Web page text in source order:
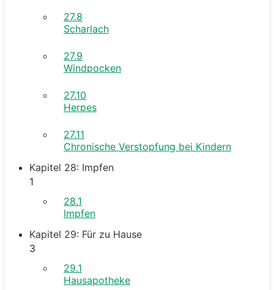
27.8
Scharlach
27.9
Windpocken
27.10
Herpes
27.11
Chronische Verstopfung bei Kindern
Kapitel 28: Impfen
1
28.1
Impfen
Kapitel 29: Für zu Hause
3
29.1
Hausapotheke